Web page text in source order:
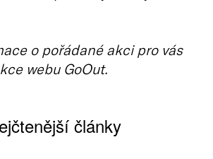
o pořádané akci pro vás
webu GoOut.
články